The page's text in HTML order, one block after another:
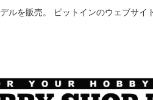
ルを販売。 ピットインのウェブサイ